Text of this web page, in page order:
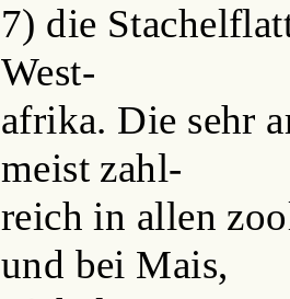
7) die
West-
afrika. Die sehr
meist zahl-
reich in allen
und bei Mais,